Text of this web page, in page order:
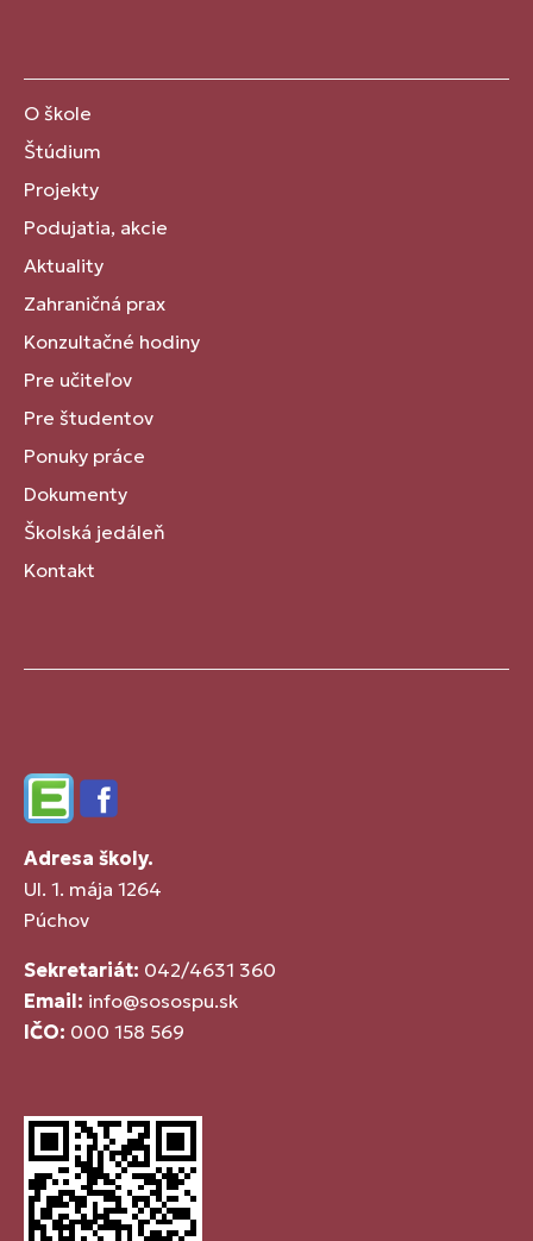
O škole
Štúdium
Projekty
Podujatia, akcie
Aktuality
Zahraničná prax
Konzultačné hodiny
Pre učiteľov
Pre študentov
Ponuky práce
Dokumenty
Školská jedáleň
Kontakt
EdupageFacebook
Adresa školy.
Ul. 1. mája 1264
Púchov
Sekretariát: 042/4631 360
Email: info@sosospu.sk
IČO: 000 158 569